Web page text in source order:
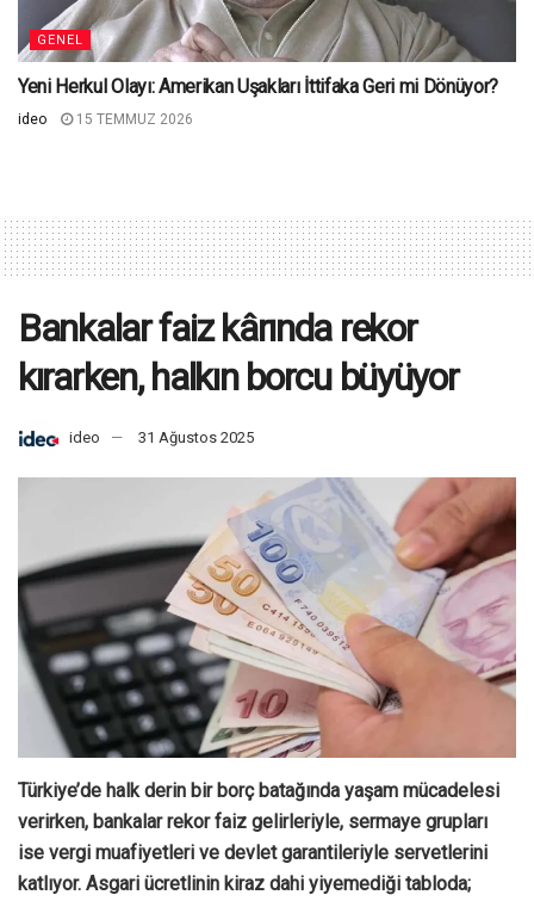
GENEL
Yeni Herkul Olayı: Amerikan Uşakları İttifaka Geri mi Dönüyor?
ideo 15 TEMMUZ 2026
Bankalar faiz kârında rekor
kırarken, halkın borcu büyüyor
ideo 31 Ağustos 2025
Türkiye’de halk derin bir borç batağında yaşam mücadelesi
verirken, bankalar rekor faiz gelirleriyle, sermaye grupları
ise vergi muafiyetleri ve devlet garantileriyle servetlerini
katlıyor. Asgari ücretlinin kiraz dahi yiyemediği tabloda;